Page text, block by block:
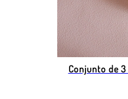
Conjunto de